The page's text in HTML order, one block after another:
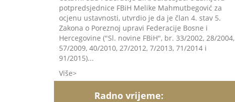
potpredsjednice FBiH Melike Mahmutbegović za
ocjenu ustavnosti, utvrdio je da je član 4. stav 5.
Zakona o Poreznoj upravi Federacije Bosne i
Hercegovine ("Sl. novine FBiH", br. 33/2002, 28/2004,
57/2009, 40/2010, 27/2012, 7/2013, 71/2014 i
91/2015)...
Više
Radno vrijeme: